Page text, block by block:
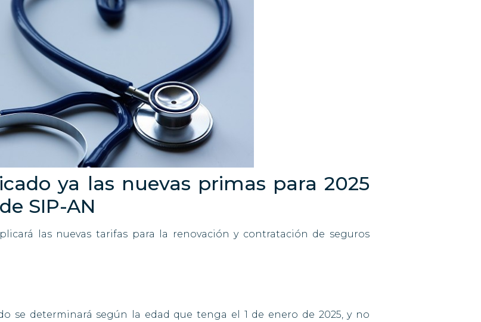
ya las nuevas primas para 2025
SIP-AN
las nuevas tarifas para la renovación y contratación de seguros
se determinará según la edad que tenga el 1 de enero de 2025, y no